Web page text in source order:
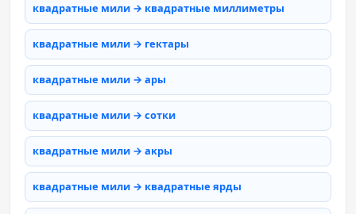
квадратные мили → квадратные миллиметры
квадратные мили → гектары
квадратные мили → ары
квадратные мили → сотки
квадратные мили → акры
квадратные мили → квадратные ярды